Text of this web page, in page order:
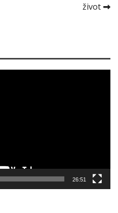
život
26:51